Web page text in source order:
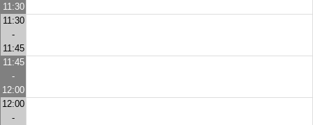
11:30
11:30
-
11:45
11:45
-
12:00
12:00
-